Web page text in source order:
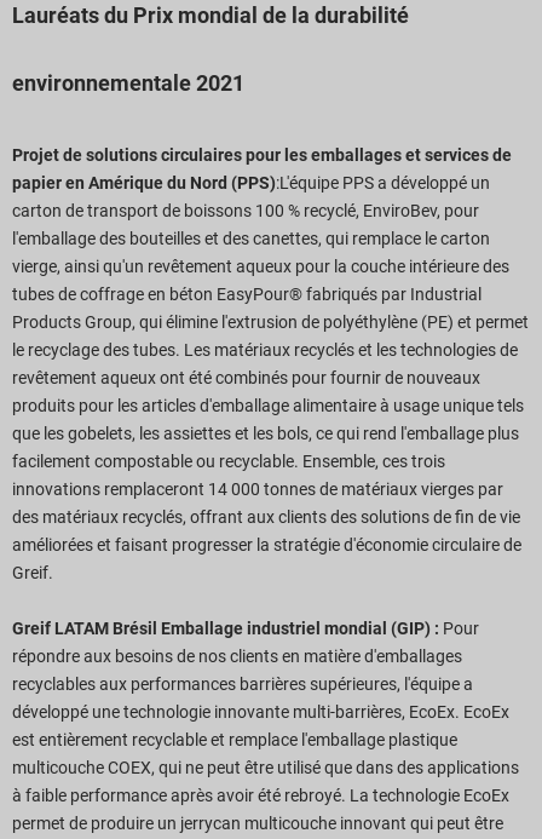
Lauréats du Prix mondial de la durabilité
environnementale 2021
Projet de solutions circulaires pour les emballages et services de
papier en Amérique du Nord (PPS):L'équipe PPS a développé un
carton de transport de boissons 100 % recyclé, EnviroBev, pour
l'emballage des bouteilles et des canettes, qui remplace le carton
vierge, ainsi qu'un revêtement aqueux pour la couche intérieure des
tubes de coffrage en béton EasyPour® fabriqués par Industrial
Products Group, qui élimine l'extrusion de polyéthylène (PE) et permet
le recyclage des tubes. Les matériaux recyclés et les technologies de
revêtement aqueux ont été combinés pour fournir de nouveaux
produits pour les articles d'emballage alimentaire à usage unique tels
que les gobelets, les assiettes et les bols, ce qui rend l'emballage plus
facilement compostable ou recyclable. Ensemble, ces trois
innovations remplaceront 14 000 tonnes de matériaux vierges par
des matériaux recyclés, offrant aux clients des solutions de fin de vie
améliorées et faisant progresser la stratégie d'économie circulaire de
Greif.
Greif LATAM Brésil Emballage industriel mondial (GIP) : Pour
répondre aux besoins de nos clients en matière d'emballages
recyclables aux performances barrières supérieures, l'équipe a
développé une technologie innovante multi-barrières, EcoEx. EcoEx
est entièrement recyclable et remplace l'emballage plastique
multicouche COEX, qui ne peut être utilisé que dans des applications
à faible performance après avoir été rebroyé. La technologie EcoEx
permet de produire un jerrycan multicouche innovant qui peut être